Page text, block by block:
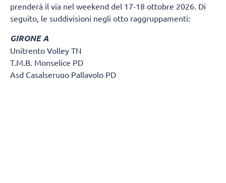
prenderà il via nel weekend del 17-18 ottobre 2026. Di
seguito, le suddivisioni negli otto raggruppamenti:
GIRONE A
Unitrento Volley TN
T.M.B. Monselice PD
Asd Casalserugo Pallavolo PD